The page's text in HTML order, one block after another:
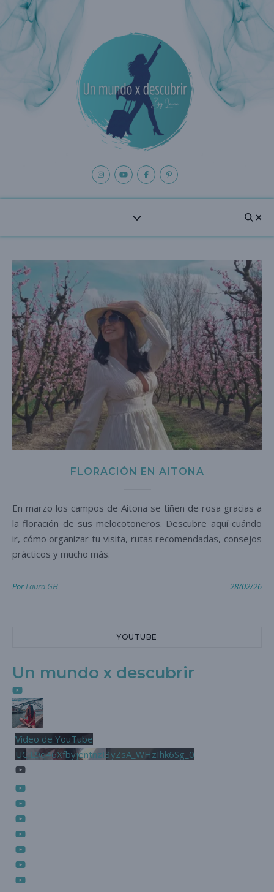
FLORACIÓN EN AITONA
En marzo los campos de Aitona se tiñen de rosa gracias a
la floración de sus melocotoneros. Descubre aquí cuándo
ir, cómo organizar tu visita, rutas recomendadas, consejos
prácticos y mucho más.
PorLaura GH 28/02/26
YOUTUBE
Un mundo x descubrir
Vídeo de YouTube
UCjL9q46XfbyjentnzI3yZsA_WHzIhk6Sg_0